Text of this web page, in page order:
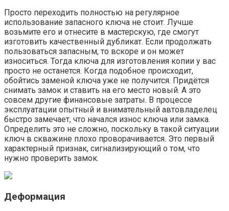
Просто переходить полностью на регулярное
использование запасного ключа не стоит. Лучше
возьмите его и отнесите в мастерскую, где смогут
изготовить качественный дубликат. Если продолжать
пользоваться запасным, то вскоре и он может
износиться. Тогда ключа для изготовления копии у вас
просто не останется. Когда подобное происходит,
обойтись заменой ключа уже не получится. Придётся
снимать замок и ставить на его место новый. А это
совсем другие финансовые затраты. В процессе
эксплуатации опытный и внимательный автовладелец
быстро замечает, что начался износ ключа или замка.
Определить это не сложно, поскольку в такой ситуации
ключ в скважине плохо проворачивается. Это первый
характерный признак, сигнализирующий о том, что
нужно проверить замок.
Деформация